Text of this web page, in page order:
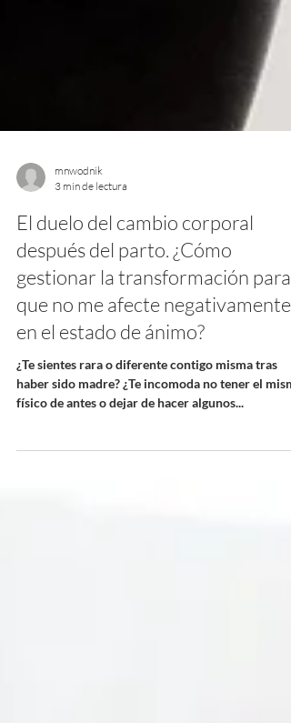
3 min de lectura
El duelo del cambio corporal
después del parto. ¿Cómo
gestionar la transformación para
que no me afecte negativamente
en el estado de ánimo?
¿Te sientes rara o diferente contigo misma tras